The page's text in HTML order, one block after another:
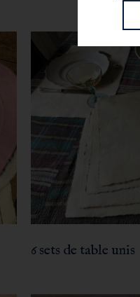
6 sets de table unis